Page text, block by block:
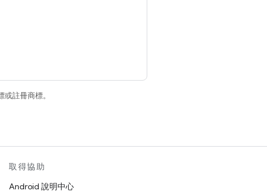
註冊商標。
取得協助
Android 說明中心